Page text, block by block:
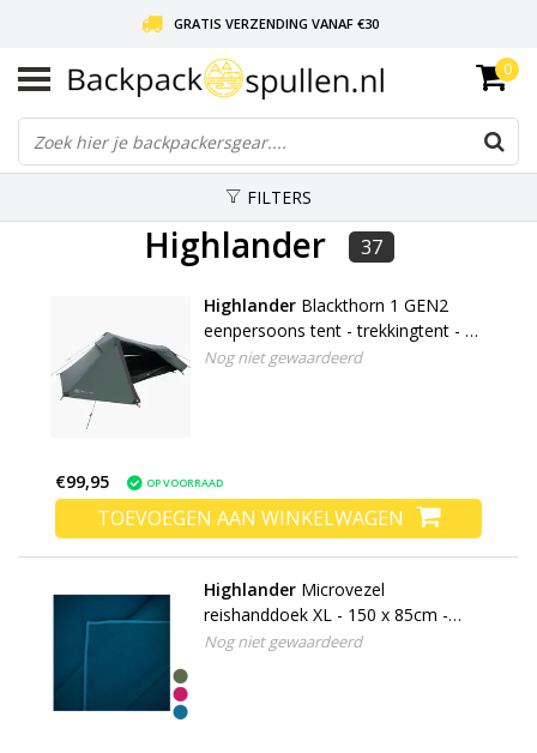
GRATIS VERZENDING VANAF €30
LIEFDE VOOR BACKPACKEN!
30 DAGEN GRATIS RETOUR
0
FILTERS
Highlander 37
Highlander Blackthorn 1 GEN2
eenpersoons tent - trekkingtent - 1
persoons tent
Nog niet gewaardeerd
€99,95 OP VOORRAAD
TOEVOEGEN AAN WINKELWAGEN
Highlander Microvezel
reishanddoek XL - 150 x 85cm -
Large - microfibre soft
Nog niet gewaardeerd